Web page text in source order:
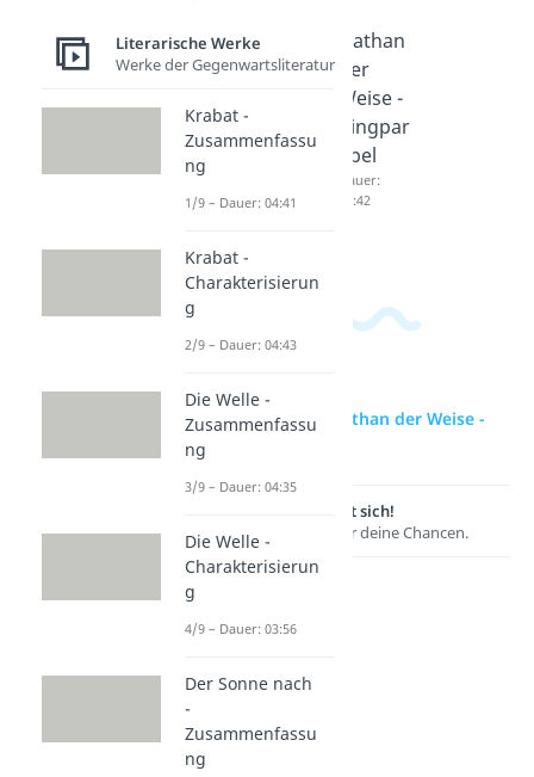
Nathan
der
Persone
nkonste
llation
Dauer:
der
erisieru
Dauer:
Nathan
der
Weise -
Ringpar
abel
Dauer:
04:42
zur Videoseite: Nathan der Weise -
Szenenanalyse
Lernen lohnt sich!
Entdecke hier deine Chancen.
Literarische Werke
Werke der Gegenwartsliteratur
Krabat -
Zusammenfassu
ng
1/9 – Dauer: 04:41
Krabat -
Charakterisierun
g
2/9 – Dauer: 04:43
Die Welle -
Zusammenfassu
ng
3/9 – Dauer: 04:35
Die Welle -
Charakterisierun
g
4/9 – Dauer: 03:56
Der Sonne nach
-
Zusammenfassu
ng